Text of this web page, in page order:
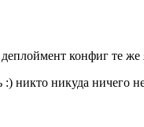
конфиг те же
никто никуда ничего